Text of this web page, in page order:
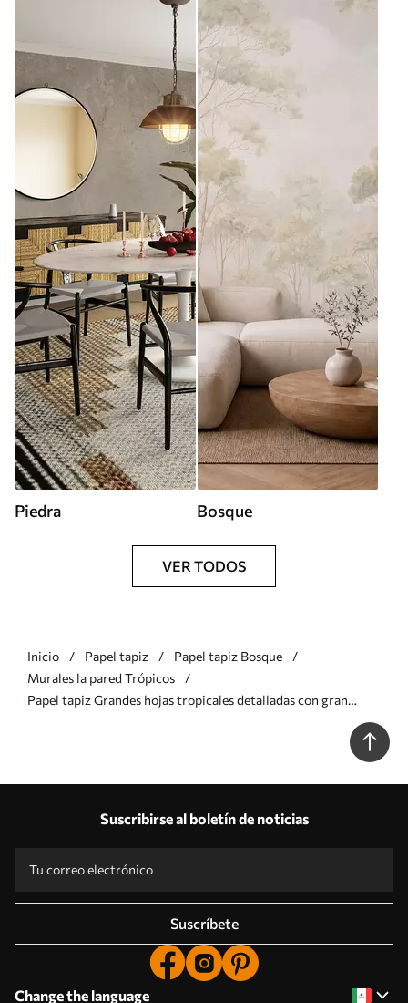
Piedra Bosque
VER TODOS
Inicio Papel tapiz
Papel tapiz Bosque
Murales la pared Trópicos
Papel tapiz Grandes hojas tropicales detalladas con gran
textura en un color gris claro monocromático de estilo loft
Suscribirse al boletín de noticias
Suscríbete
Change the language